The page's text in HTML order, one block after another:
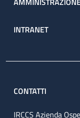
INTRANET
CONTATTI
IRCCS Azienda